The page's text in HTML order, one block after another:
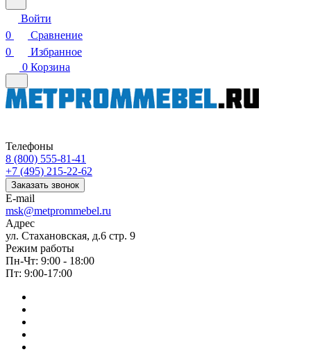
Войти
0
Сравнение
0
Избранное
0 Корзина
Телефоны
8 (800) 555-81-41
+7 (495) 215-22-62
Заказать звонок
E-mail
msk@metprommebel.ru
Адрес
ул. Стахановская, д.6 стр. 9
Режим работы
Пн-Чт: 9:00 - 18:00
Пт: 9:00-17:00